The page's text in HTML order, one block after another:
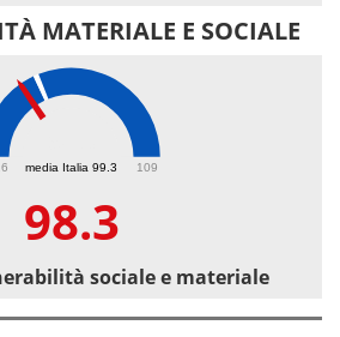
MATERIALE E SOCIALE
media Italia 99.3 109
98.3
sociale e materiale